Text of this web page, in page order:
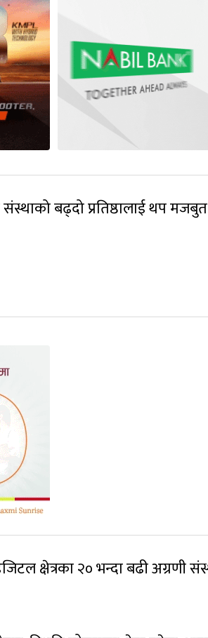
बढ्दो प्रतिष्ठालाई थप मजबुत
क्षेत्रका २० भन्दा बढी अग्रणी